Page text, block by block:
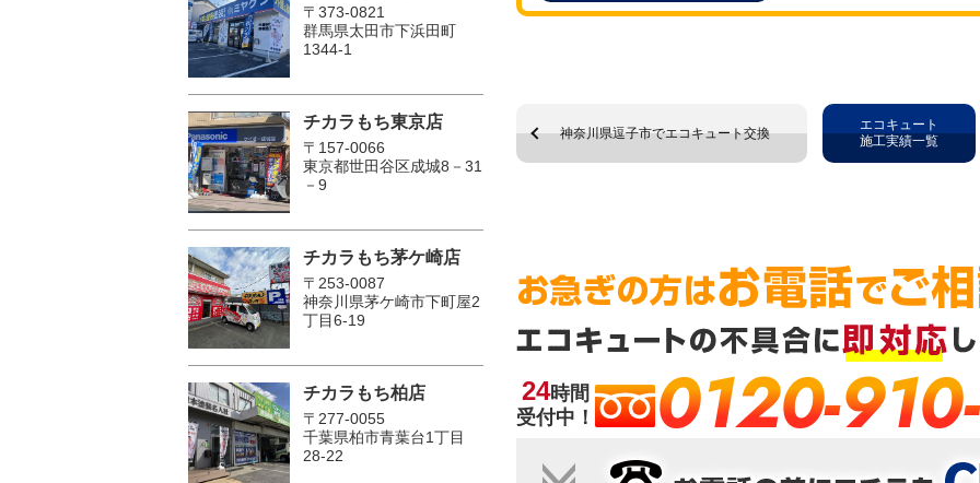
神奈川県逗子市でエコキュート交換
エコキュート
施工実績一覧
24時間
受付中！
0120-
〒373-0821
群馬県太田市下浜田町
1344-1
チカラもち東京店
〒157-0066
東京都世田谷区成城8－31
－9
チカラもち茅ケ崎店
〒253-0087
神奈川県茅ケ崎市下町屋2
丁目6-19
チカラもち柏店
〒277-0055
千葉県柏市青葉台1丁目
28-22